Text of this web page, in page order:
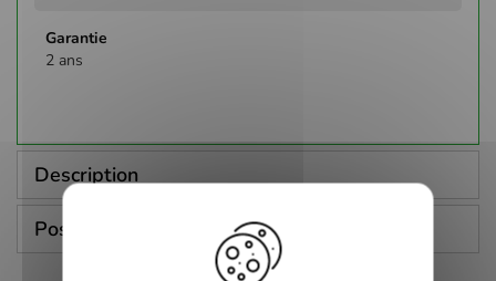
2 ans
Description
Poser une question